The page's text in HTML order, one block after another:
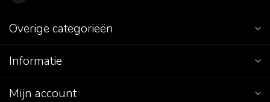
Overige categorieën
Informatie
Mijn account